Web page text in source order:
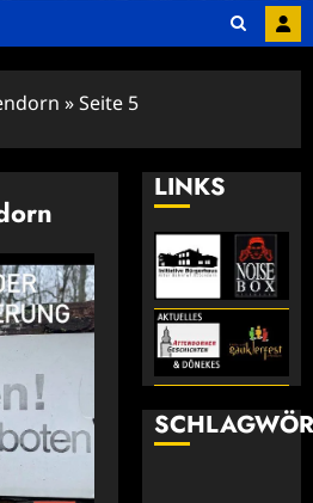
»Seite 5
LINKS